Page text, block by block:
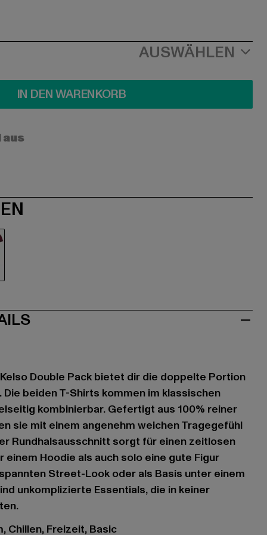
AUSWÄHLEN
IN DEN WARENKORB
Double Pack bietet dir die doppelte Portion
beiden T-Shirts kommen im klassischen
kombinierbar. Gefertigt aus 100% reiner
sie mit einem angenehm weichen Tragegefühl
Rundhalsausschnitt sorgt für einen zeitlosen
einem Hoodie als auch solo eine gute Figur
Street-Look oder als Basis unter einem
unkomplizierte Essentials, die in keiner
Chillen, Freizeit, Basic